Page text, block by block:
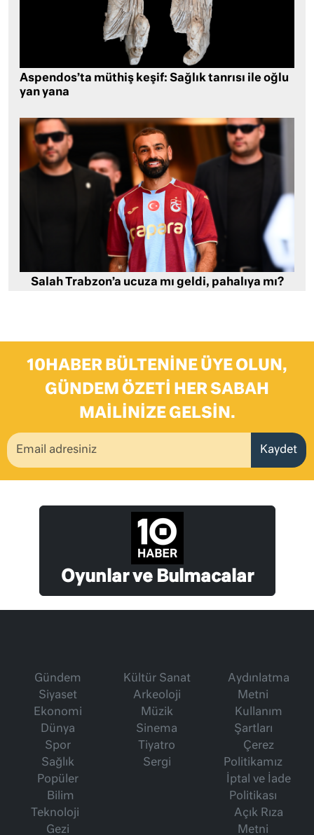
Aspendos’ta müthiş keşif: Sağlık tanrısı ile oğlu
yan yana
Salah Trabzon’a ucuza mı geldi, pahalıya mı?
10HABER BÜLTENINE ÜYE OLUN,
GÜNDEM ÖZETI HER SABAH
MAILINIZE GELSIN.
Kaydet
Oyunlar ve Bulmacalar
Gündem
Siyaset
Ekonomi
Dünya
Spor
Sağlık
Popüler
Bilim
Teknoloji
Gezi
Kültür Sanat
Arkeoloji
Müzik
Sinema
Tiyatro
Sergi
Aydınlatma
Metni
Kullanım
Şartları
Çerez
Politikamız
İptal ve İade
Politikası
Açık Rıza
Metni